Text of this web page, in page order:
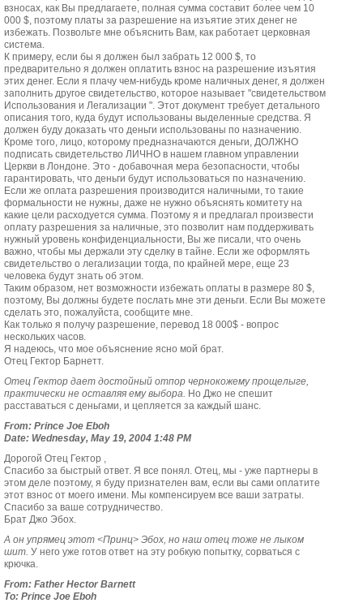
взносах, как Вы предлагаете, полная сумма составит более чем 10
000 $, поэтому платы за разрешение на изъятие этих денег не
избежать. Позвольте мне объяснить Вам, как работает церковная
система.
К примеру, если бы я должен был забрать 12 000 $, то
предварительно я должен оплатить взнос на разрешение изъятия
этих денег. Если я плачу чем-нибудь кроме наличных денег, я должен
заполнить другое свидетельство, которое называет "свидетельством
Использования и Легализации ". Этот документ требует детального
описания того, куда будут использованы выделенные средства. Я
должен буду доказать что деньги использованы по назначению.
Кроме того, лицо, которому предназначаются деньги, ДОЛЖНО
подписать свидетельство ЛИЧНО в нашем главном управлении
Церкви в Лондоне. Это - добавочная мера безопасности, чтобы
гарантировать, что деньги будут использоваться по назначению.
Если же оплата разрешения производится наличными, то такие
формальности не нужны, даже не нужно объяснять комитету на
какие цели расходуется сумма. Поэтому я и предлагал произвести
оплату разрешения за наличные, это позволит нам поддерживать
нужный уровень конфиденциальности, Вы же писали, что очень
важно, чтобы мы держали эту сделку в тайне. Если же оформлять
свидетельство о легализации тогда, по крайней мере, еще 23
человека будут знать об этом.
Таким образом, нет возможности избежать оплаты в размере 80 $,
поэтому, Вы должны будете послать мне эти деньги. Если Вы можете
сделать это, пожалуйста, сообщите мне.
Как только я получу разрешение, перевод 18 000$ - вопрос
нескольких часов.
Я надеюсь, что мое объяснение ясно мой брат.
Отец Гектор Барнетт.
Отец Гектор дает достойный отпор чернокожему прощелыге,
практически не оставляя ему выбора. Но Джо не спешит
расставаться с деньгами, и цепляется за каждый шанс.
From: Prince Joe Eboh
Date: Wednesday, May 19, 2004 1:48 PM
Дорогой Отец Гектор ,
Спасибо за быстрый ответ. Я все понял. Отец, мы - уже партнеры в
этом деле поэтому, я буду признателен вам, если вы сами оплатите
этот взнос от моего имени. Мы компенсируем все ваши затраты.
Спасибо за ваше сотрудничество.
Брат Джо Эбох.
А он упрямец этот <Принц> Эбох, но наш отец тоже не лыком
шит. У него уже готов ответ на эту робкую попытку, сорваться с
крючка.
From: Father Hector Barnett
To: Prince Joe Eboh